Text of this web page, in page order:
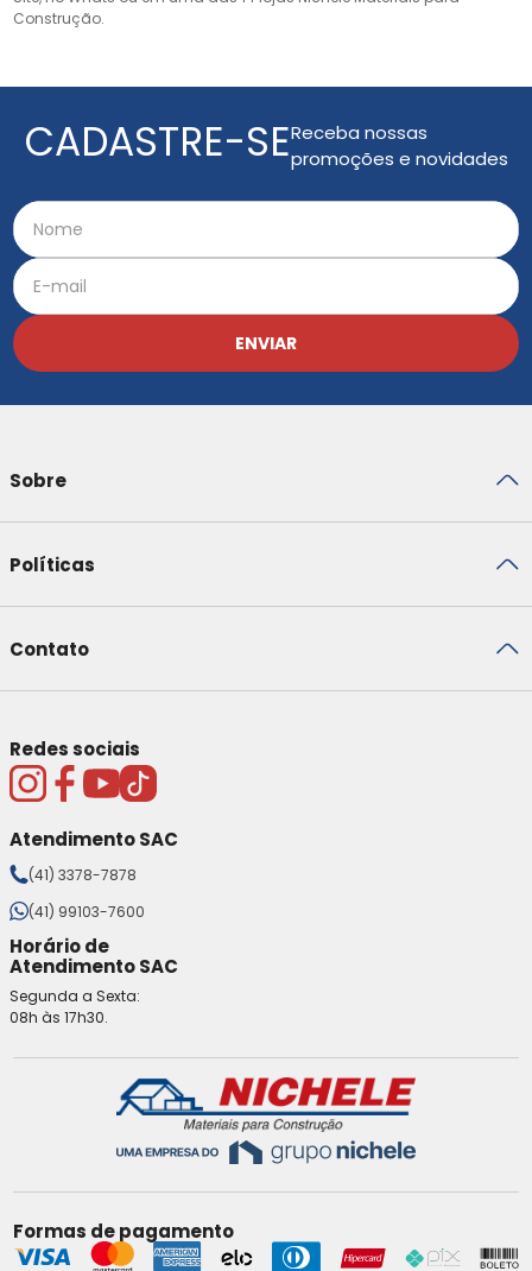
Construção.
CADASTRE-SEReceba nossas
promoções e novidades
ENVIAR
Sobre
Políticas
Contato
Redes sociais
Atendimento SAC
(41) 3378-7878
(41) 99103-7600
Horário de
Atendimento SAC
Segunda a Sexta:
08h às 17h30.
Formas de pagamento